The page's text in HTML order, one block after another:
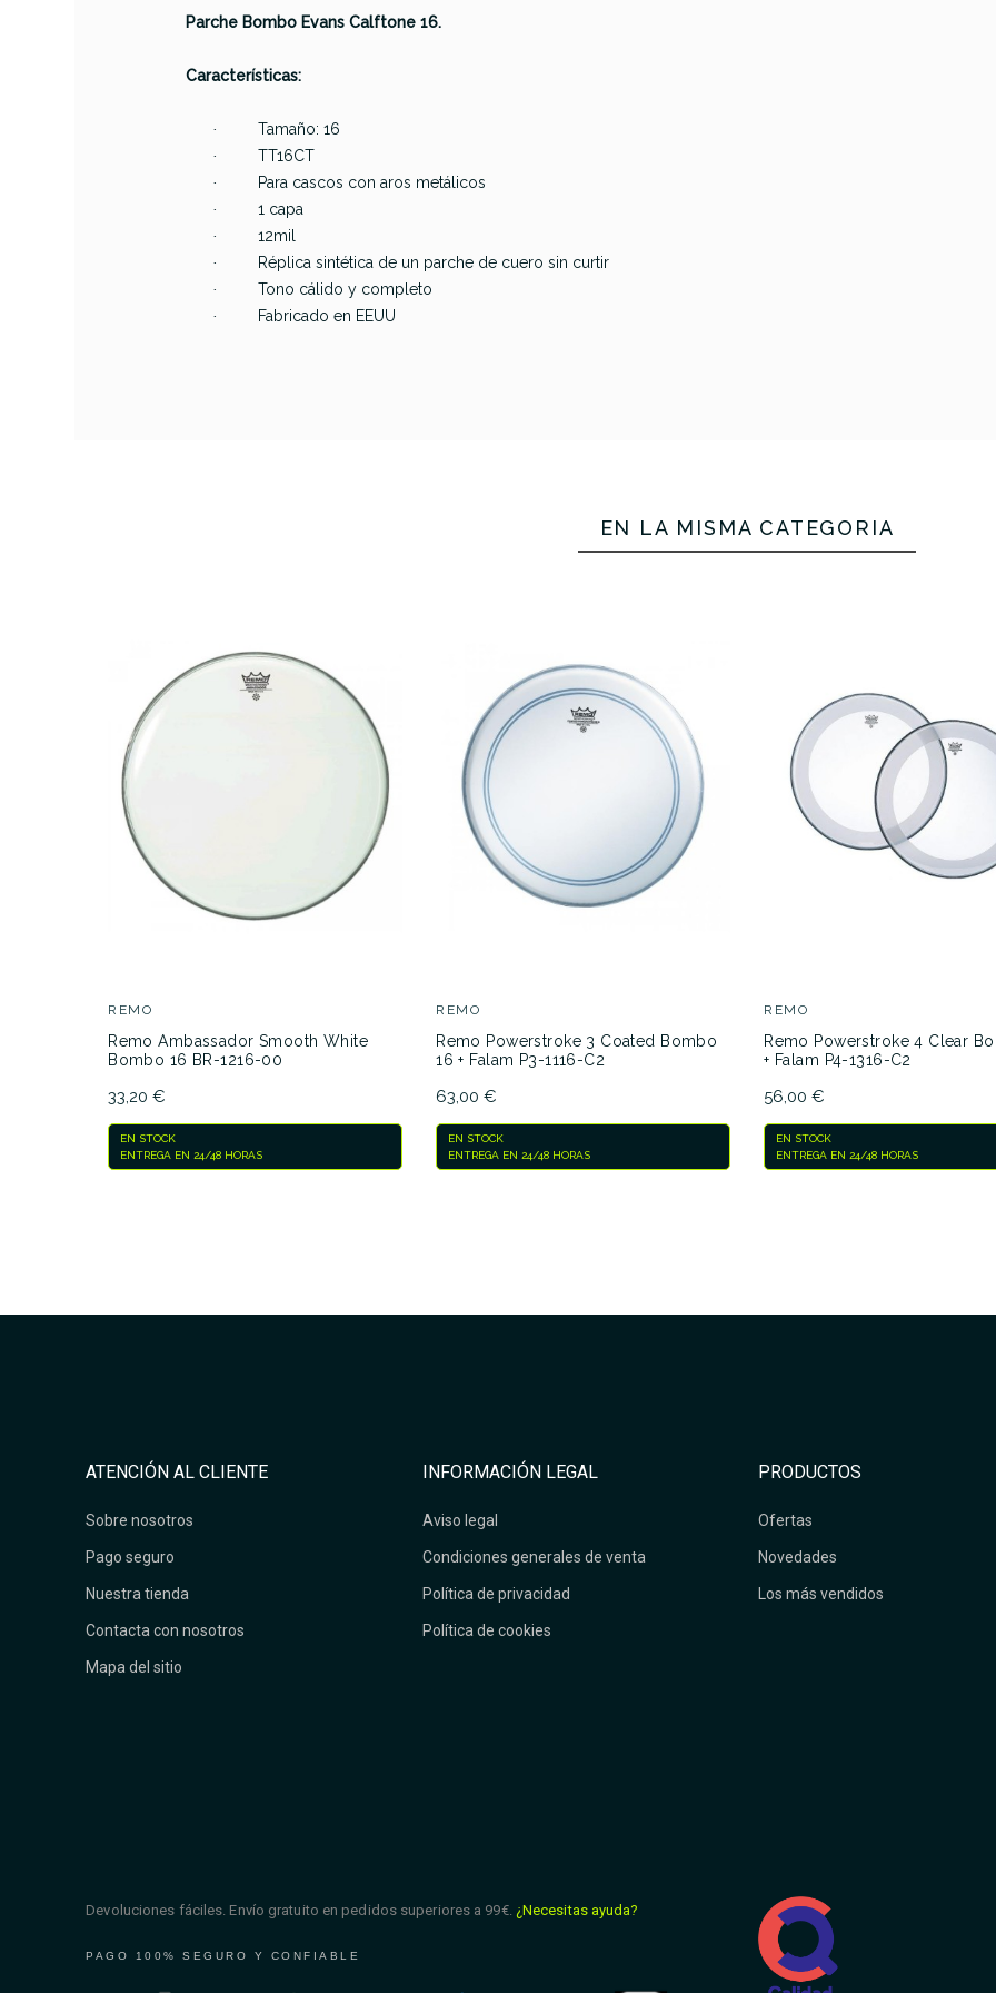
Parche Bombo Evans Calftone 16.
Características:
· Tamaño: 16
· TT16CT
· Para cascos con aros metálicos
· 1 capa
· 12mil
· Réplica sintética de un parche de cuero sin curtir
· Tono cálido y completo
· Fabricado en EEUU
ReferenciaPARCPEREVA230
DESCRIPCIÓN
No hay características para
EN LA MISMA CATEGORÍA
REMO
Remo Ambassador Smooth White
Bombo 16 BR-1216-00
33,20 €
EN STOCK
ENTREGA EN 24/48 HORAS
REMO
Remo Powerstroke 3 Coated Bombo
16 + Falam P3-1116-C2
63,00 €
EN STOCK
ENTREGA EN 24/48 HORAS
REMO
Remo Powerstroke 4 Clear
+ Falam P4-1316-C2
56,00 €
EN STOCK
ENTREGA EN 24/48 HORAS
ATENCIÓN AL CLIENTE
Sobre nosotros
Pago seguro
Nuestra tienda
Contacta con nosotros
Mapa del sitio
INFORMACIÓN LEGAL
Aviso legal
Condiciones generales de venta
Política de privacidad
Política de cookies
PRODUCTOS
Ofertas
Novedades
Los más vendidos
Devoluciones fáciles. Envío gratuito en pedidos superiores a 99€. ¿Necesitas ayuda?
PAGO 100% SEGURO Y CONFIABLE